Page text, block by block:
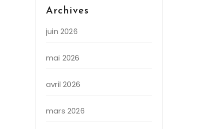
Archives
juin 2026
mai 2026
avril 2026
mars 2026